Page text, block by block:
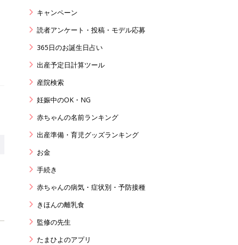
キャンペーン
読者アンケート・投稿・モデル応募
365日のお誕生日占い
出産予定日計算ツール
産院検索
妊娠中のOK・NG
赤ちゃんの名前ランキング
出産準備・育児グッズランキング
お金
手続き
赤ちゃんの病気・症状別・予防接種
きほんの離乳食
監修の先生
たまひよのアプリ